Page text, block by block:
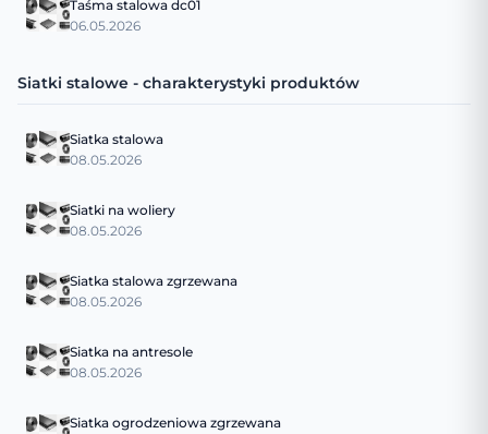
Taśma stalowa dc01
06.05.2026
Siatki stalowe - charakterystyki produktów
Siatka stalowa
08.05.2026
Siatki na woliery
08.05.2026
Siatka stalowa zgrzewana
08.05.2026
Siatka na antresole
08.05.2026
Siatka ogrodzeniowa zgrzewana